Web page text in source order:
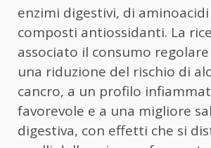
enzimi digestivi, di
composti antiossidanti. La
associato il consumo
una riduzione del rischio di
cancro, a un profilo
favorevole e a una migliore
digestiva, con effetti che si